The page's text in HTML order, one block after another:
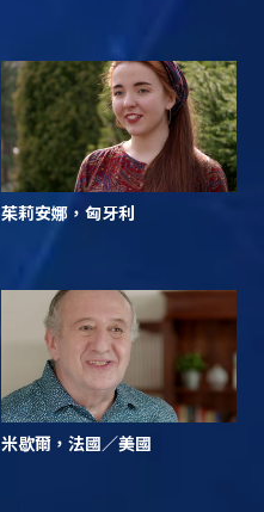
茱莉安娜，匈牙利
米歇爾，法國／美國